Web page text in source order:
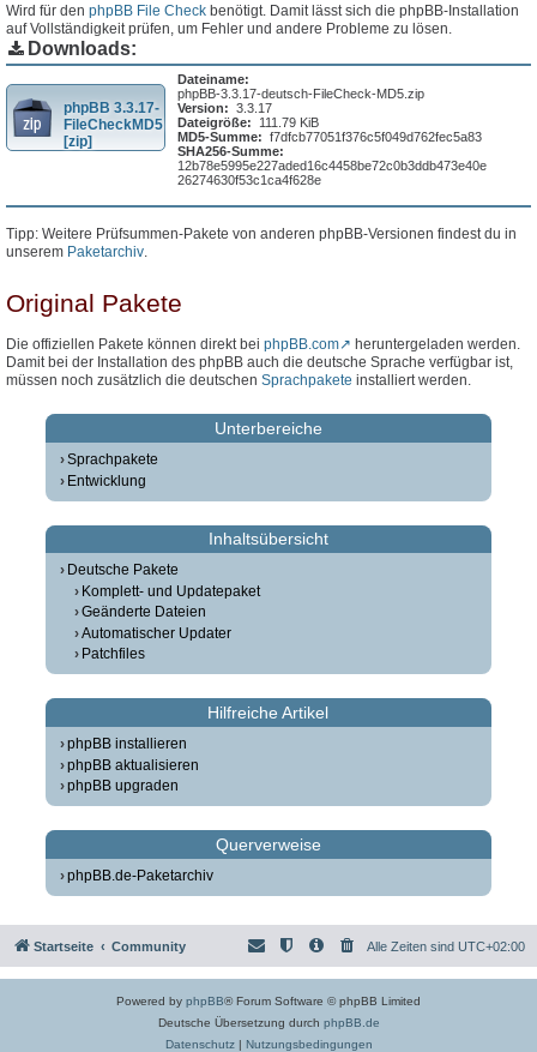
Wird für den phpBB File Check benötigt. Damit lässt sich die phpBB-Installation
auf Vollständigkeit prüfen, um Fehler und andere Probleme zu lösen.
Downloads:
phpBB 3.3.17-
FileCheckMD5
[zip]
Dateiname:
phpBB-3.3.17-deutsch-FileCheck-MD5.zip
Version: 3.3.17
Dateigröße:
111.79 KiB
MD5-Summe: f7dfcb77051f376c5f049d762fec5a83
SHA256-Summe:
12b78e5995e227aded16c4458be72c0b3ddb473e40e
26274630f53c1ca4f628e
Tipp: Weitere Prüfsummen-Pakete von anderen phpBB-Versionen findest du in
unserem Paketarchiv.
Original Pakete
Die offiziellen Pakete können direkt bei phpBB.com
heruntergeladen werden.
Damit bei der Installation des phpBB auch die deutsche Sprache verfügbar ist,
müssen noch zusätzlich die deutschen Sprachpakete installiert werden.
Unterbereiche
Sprachpakete
Entwicklung
Inhaltsübersicht
Deutsche Pakete
Komplett- und Updatepaket
Geänderte Dateien
Automatischer Updater
Patchfiles
Hilfreiche Artikel
phpBB installieren
phpBB aktualisieren
phpBB upgraden
Querverweise
phpBB.de-Paketarchiv
Startseite Community Alle Zeiten sind UTC+02:00
Powered by phpBB® Forum Software © phpBB Limited
Deutsche Übersetzung durch phpBB.de
Datenschutz| Nutzungsbedingungen